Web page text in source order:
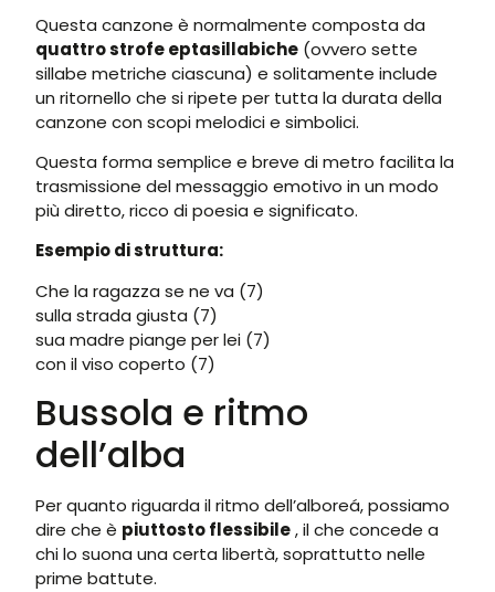
Questa canzone è normalmente composta da
quattro strofe eptasillabiche (ovvero sette
sillabe metriche ciascuna) e solitamente include
un ritornello che si ripete per tutta la durata della
canzone con scopi melodici e simbolici.
Questa forma semplice e breve di metro facilita la
trasmissione del messaggio emotivo in un modo
più diretto, ricco di poesia e significato.
Esempio di struttura:
Che la ragazza se ne va (7)
sulla strada giusta (7)
sua madre piange per lei (7)
con il viso coperto (7)
Bussola e ritmo
dell’alba
Per quanto riguarda il ritmo dell’alboreá, possiamo
dire che è piuttosto flessibile, il che concede a
chi lo suona una certa libertà, soprattutto nelle
prime battute.